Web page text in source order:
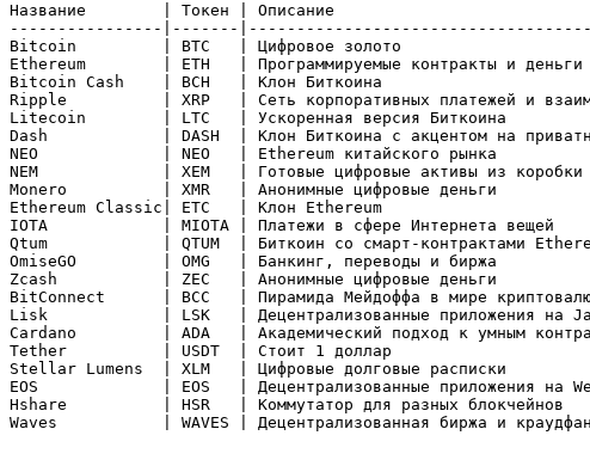
Название        | Токен |
----------------|-------
Bitcoin         | BTC   | Цифровое
Ethereum        | ETH   | Программируемые контракты и
Bitcoin Cash    | BCH   | Клон
Ripple          | XRP   | Сеть корпоративных платежей и
Litecoin        | LTC   | Ускоренная
Dash            | DASH  | Клон Биткоина с акцентом на
NEO             | NEO   | Ethereum китайского
NEM             | XEM   | Готовые цифровые активы из
Monero          | XMR   | Анонимные цифровые
Ethereum Classic| ETC   | Клон
IOTA            | MIOTA | Платежи в сфере
Qtum            | QTUM  | Биткоин со смарт-
OmiseGO         | OMG   | Банкинг, переводы и биржа
Zcash           | ZEC   | Анонимные цифровые деньги
BitConnect      | BCC   | Пирамида Мейдоффа в мире
Lisk            | LSK   | Децентрализованные приложения на
Cardano         | ADA   | Академический подход к умным
Tether          | USDT  | Стоит 1
Stellar Lumens  | XLM   | Цифровые
EOS             | EOS   | Децентрализованные приложения на
Hshare          | HSR   | Коммутатор для разных
Waves           | WAVES | Децентрализованная биржа и